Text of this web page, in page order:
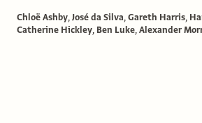
Chloë Ashby,José da Silva,Gareth Harris,
Catherine Hickley, Ben Luke,Alexander